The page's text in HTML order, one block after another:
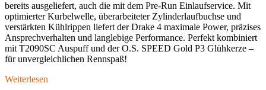
bereits ausgeliefert, auch die mit dem Pre-Run Einlaufservice. Mit
optimierter Kurbelwelle, überarbeiteter Zylinderlaufbuchse und
verstärkten Kühlrippen liefert der Drake 4 maximale Power, präzises
Ansprechverhalten und langlebige Performance. Perfekt kombiniert
mit T2090SC Auspuff und der O.S. SPEED Gold P3 Glühkerze –
für unvergleichlichen Rennspaß!
Weiterlesen